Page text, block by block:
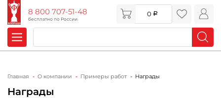
8 800 707-51-48
бесплатно по России
0
Главная О компании Примеры работ Награды
Награды